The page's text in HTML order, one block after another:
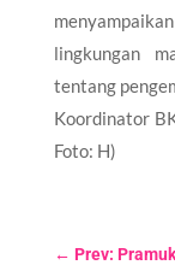
lingkungan
tentang
Koordinator
Foto: H)
← Prev: